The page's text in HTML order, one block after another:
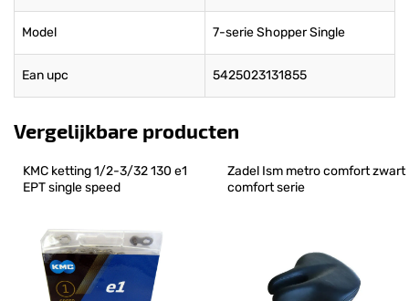
Model 7-serie Shopper Single
Ean upc 5425023131855
Vergelijkbare producten
KMC ketting 1/2-3/32 130 e1
EPT single speed
Zadel Ism metro comfort zwart
comfort serie